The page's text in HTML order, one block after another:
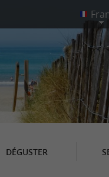
DÉGUSTER